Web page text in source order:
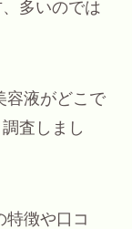
多いのでは
容液がどこで
査しまし
特徴や口コ